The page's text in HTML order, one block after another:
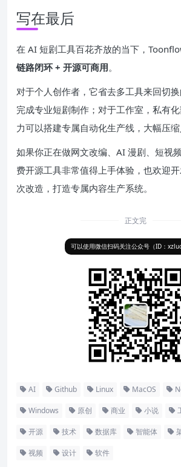
写在最后
在 AI 短剧工具百花齐放的当下，
链路闭环 + 开源可商用。
对于个人创作者，它省去多工具来回切
完成专业短剧制作；对于工作室，私有
力可以搭建专属自动化生产线，大幅压缩
如果你正在做网文改编、AI 漫剧、短视
费开源工具非常值得上手体验，也欢迎
次改造，打造专属内容生产系统。
正文完
可以使用微信扫码关注公众号（ID：
AI Github Linux MacOS
Windows 原创 商业 小说
开源 技术 数据库 智能体
视频 设计 软件